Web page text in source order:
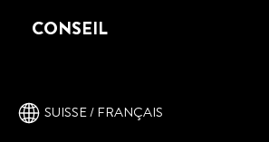
SCHRITT
EINFACH BASTELST
FILZTAFEL
ERINNERUNGEN
CONSEIL
SUISSE / FRANÇAIS